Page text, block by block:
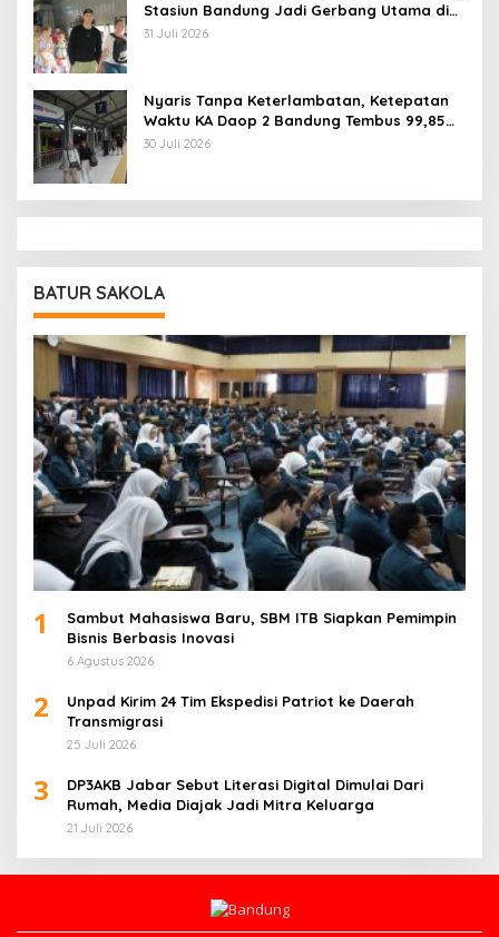
Stasiun Bandung Jadi Gerbang Utama di
Jawa Barat
31 Juli 2026
Nyaris Tanpa Keterlambatan, Ketepatan
Waktu KA Daop 2 Bandung Tembus 99,85
Persen
30 Juli 2026
BATUR SAKOLA
1
Sambut Mahasiswa Baru, SBM ITB Siapkan Pemimpin
Bisnis Berbasis Inovasi
6 Agustus 2026
2
Unpad Kirim 24 Tim Ekspedisi Patriot ke Daerah
Transmigrasi
25 Juli 2026
3
DP3AKB Jabar Sebut Literasi Digital Dimulai Dari
Rumah, Media Diajak Jadi Mitra Keluarga
21 Juli 2026